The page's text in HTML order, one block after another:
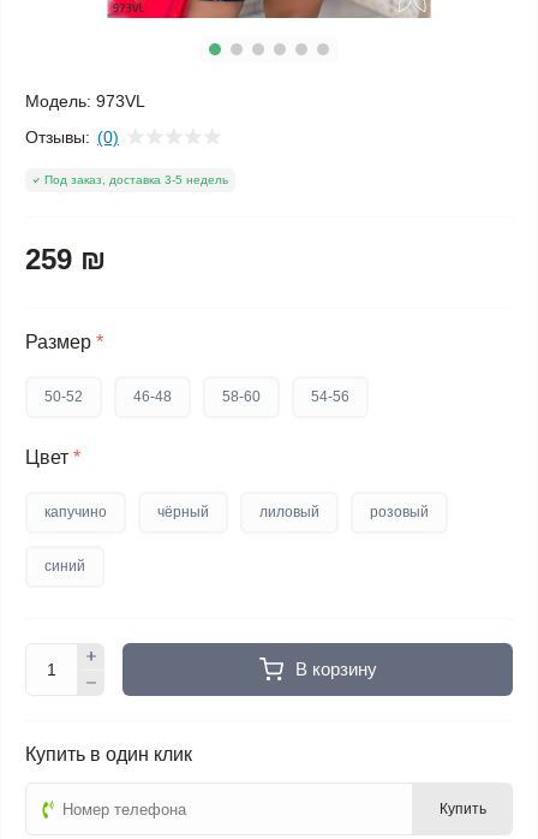
Модель: 973VL
Отзывы: (0)
Под заказ, доставка 3-5 недель
259 ₪
Размер *
50-52 46-48 58-60 54-56
Цвет *
капучино чёрный лиловый розовый
синий
В корзину
Купить в один клик
Купить